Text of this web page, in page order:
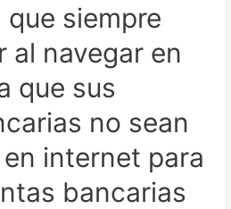
siempre
al navegar en
que sus
no sean
internet para
bancarias